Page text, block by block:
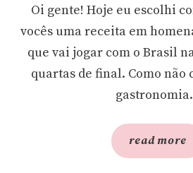
Oi gente! Hoje eu escolhi
vocês uma receita em
que vai jogar com o Brasil
quartas de final. Como não
read more